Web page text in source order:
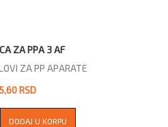
ZA PPA 3 AF
ZA PP APARATE
RSD